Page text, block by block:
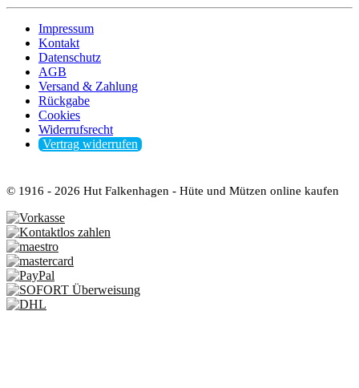
Impressum
Kontakt
Datenschutz
AGB
Versand & Zahlung
Rückgabe
Cookies
Widerrufsrecht
Vertrag widerrufen
© 1916 - 2026 Hut Falkenhagen - Hüte und Mützen online kaufen